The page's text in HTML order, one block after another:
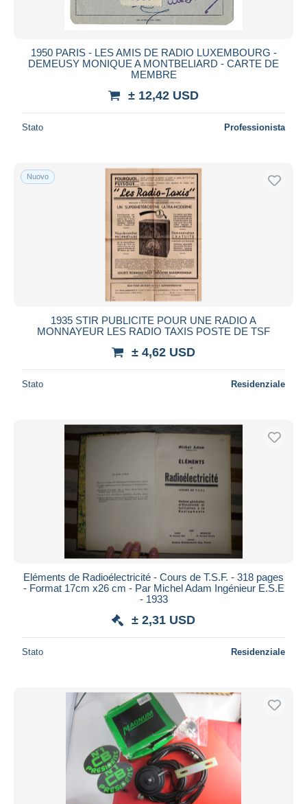
Libri & schemi
Tutte le durate
Chiude fra
Dalle USD
Metodi di pagamento
Bonifico bancario
Mastercard
Bancontact
Maestro
Residenza del venditore
Tutto il mondo
Aggiorna
1950 PARIS - LES AMIS DE RADIO LUXEMBOURG -
DEMEUSY MONIQUE A MONTBELIARD - CARTE DE
MEMBRE
± 12,42 USD
Stato Professionista
Nuovo
1935 STIR PUBLICITE POUR UNE RADIO A
MONNAYEUR LES RADIO TAXIS POSTE DE TSF
± 4,62 USD
Stato Residenziale
Eléments de Radioélectricité - Cours de T.S.F. - 318 pages
- Format 17cm x26 cm - Par Michel Adam Ingénieur E.S.E
- 1933
± 2,31 USD
Stato Residenziale